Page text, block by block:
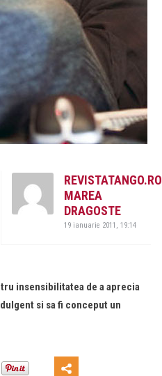
REVISTATANGO.RO
MAREA
DRAGOSTE
19 ianuarie 2011, 19:14
insensibilitatea de a aprecia
si sa fi conceput un